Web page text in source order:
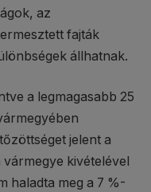
az
fajták
állhatnak.
a legmagasabb 25
jelent a
kivételével
haladta meg a 7 %-